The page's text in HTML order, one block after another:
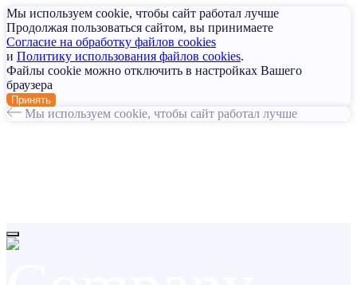
Мы используем cookie, чтобы сайт работал лучше
Продолжая пользоваться сайтом, вы принимаете
Согласие на обработку файлов cookies
и Политику использования файлов cookies.
Файлы cookie можно отключить в настройках Вашего
браузера
Принять
Мы используем cookie, чтобы сайт работал лучше